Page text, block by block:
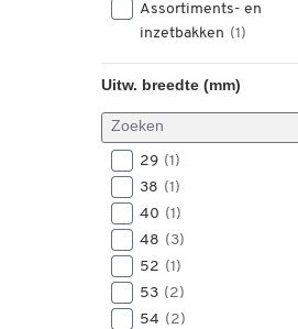
Assortiments- en
inzetbakken (1)
Uitw. breedte (mm)
29 (1)
38 (1)
40 (1)
48 (3)
52 (1)
53 (2)
54 (2)